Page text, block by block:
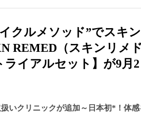
クルメソッド”でスキ
REMED（スキンリメド
イアルセット】が9月
いクリニックが追加～日本初*！体感